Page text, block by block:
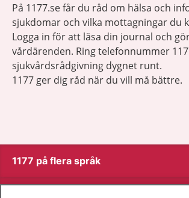
På 1177.se får du råd om hälsa och
sjukdomar och vilka mottagningar du
Logga in för att läsa din journal och
vårdärenden. Ring telefonnummer
sjukvårdsrådgivning dygnet runt.
1177 ger dig råd när du vill må bättre.
1177 på flera språk